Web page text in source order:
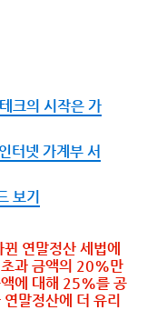
크의 시작은 가
터넷 가계부 서
보기
연말정산 세법에
과 금액의 20%만
에 대해 25%를 공
말정산에 더 유리